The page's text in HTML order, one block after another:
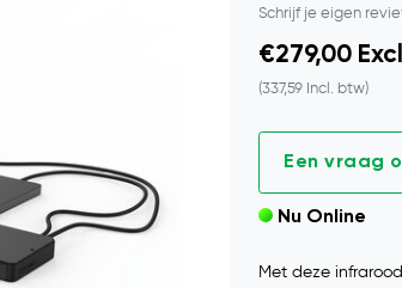
Schrijf je eigen
€279,00
(337,59 Incl. btw)
Een vraag
Nu Online
Met deze